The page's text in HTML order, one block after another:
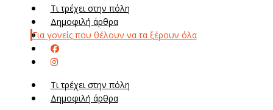
Τι τρέχει στην πόλη
Δημοφιλή άρθρα
Για γονείς που θέλουν να τα ξέρουν όλα
Τι τρέχει στην πόλη
Δημοφιλή άρθρα